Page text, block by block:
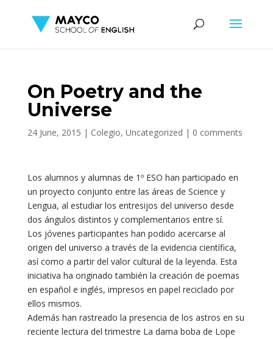
On Poetry and the
Universe
24 June, 2015 | Colegio, Uncategorized | 0 comments
Los alumnos y alumnas de 1º ESO han participado en
un proyecto conjunto entre las áreas de Science y
Lengua, al estudiar los entresijos del universo desde
dos ángulos distintos y complementarios entre sí.
Los jóvenes participantes han podido acercarse al
origen del universo a través de la evidencia científica,
así como a partir del valor cultural de la leyenda. Esta
iniciativa ha originado también la creación de poemas
en español e inglés, impresos en papel reciclado por
ellos mismos.
Además han rastreado la presencia de los astros en su
reciente lectura del trimestre La dama boba de Lope